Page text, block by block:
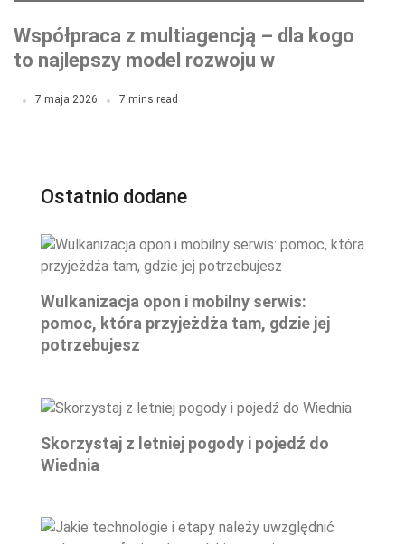
Współpraca z multiagencją – dla kogo
to najlepszy model rozwoju w
7 maja 2026 7 mins read
Ostatnio dodane
Wulkanizacja opon i mobilny serwis:
pomoc, która przyjeżdża tam, gdzie jej
potrzebujesz
Skorzystaj z letniej pogody i pojedź do
Wiednia